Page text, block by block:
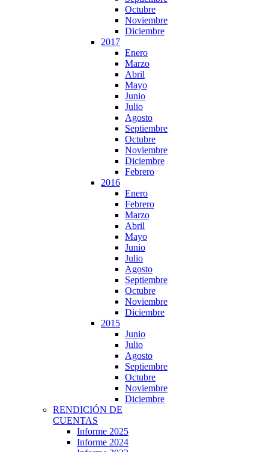
Octubre
Noviembre
Diciembre
2017
Enero
Marzo
Abril
Mayo
Junio
Julio
Agosto
Septiembre
Octubre
Noviembre
Diciembre
Febrero
2016
Enero
Febrero
Marzo
Abril
Mayo
Junio
Julio
Agosto
Septiembre
Octubre
Noviembre
Diciembre
2015
Junio
Julio
Agosto
Septiembre
Octubre
Noviembre
Diciembre
RENDICIÓN DE
CUENTAS
Informe 2025
Informe 2024